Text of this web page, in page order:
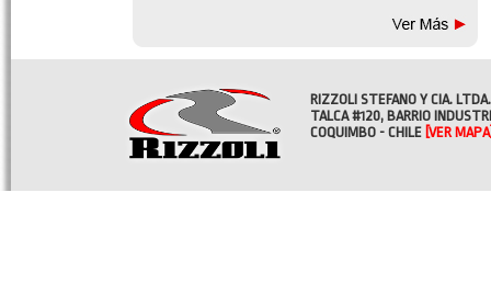
RIZZOLI STEFANO Y CIA. LTDA.
TALCA #120, BARRIO
COQUIMBO - CHILE [VER